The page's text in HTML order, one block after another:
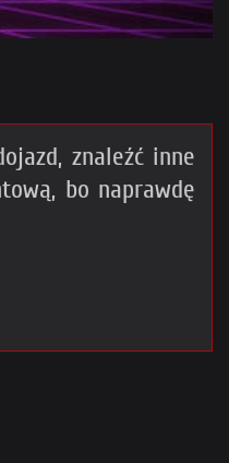
znaleźć inne
bo naprawdę